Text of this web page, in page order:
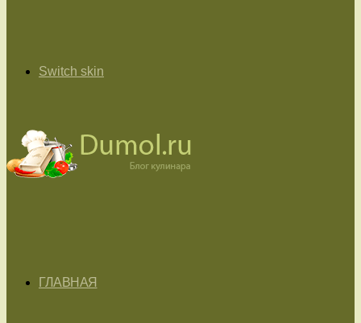
Switch skin
ГЛАВНАЯ